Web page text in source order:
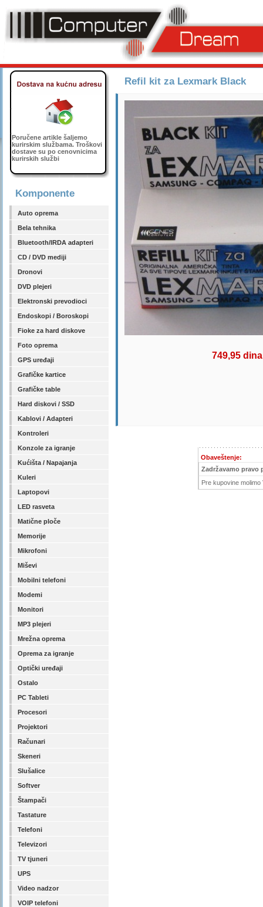
Poručene artikle šaljemo
kurirskim službama. Troškovi
dostave su po cenovnicima
kurirskih službi
Komponente
Auto oprema
Bela tehnika
Bluetooth/IRDA adapteri
CD / DVD mediji
Dronovi
DVD plejeri
Elektronski prevodioci
Endoskopi / Boroskopi
Fioke za hard diskove
Foto oprema
GPS uređaji
Grafičke kartice
Grafičke table
Hard diskovi / SSD
Kablovi / Adapteri
Kontroleri
Konzole za igranje
Kućišta / Napajanja
Kuleri
Laptopovi
LED rasveta
Matične ploče
Memorije
Mikrofoni
Miševi
Mobilni telefoni
Modemi
Monitori
MP3 plejeri
Mrežna oprema
Oprema za igranje
Optički uređaji
Ostalo
PC Tableti
Procesori
Projektori
Računari
Skeneri
Slušalice
Softver
Štampači
Tastature
Telefoni
Televizori
TV tjuneri
UPS
Video nadzor
VOIP telefoni
Refil kit za Lexmark Black
749,95
Obaveštenje:
Zadržavamo pravo
Pre kupovine